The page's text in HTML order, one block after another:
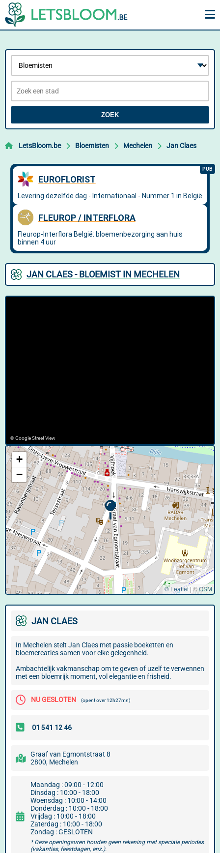
ZOEK
LetsBloom.be Bloemisten Mechelen Jan Claes
JAN CLAES - BLOEMIST IN MECHELEN
© Google Street View
+
−
© Leaflet | ©OSM
JAN CLAES
In Mechelen stelt Jan Claes met passie boeketten en
bloemcreaties samen voor elke gelegenheid.
Ambachtelijk vakmanschap om te geven of uzelf te verwennen
met een bloemrijk moment, vol elegantie en frisheid.
NU GESLOTEN (opent over 12h27mn)
Graaf van Egmontstraat 8
2800, Mechelen
Maandag : 09:00 - 12:00
Dinsdag : 10:00 - 18:00
Woensdag : 10:00 - 14:00
Donderdag : 10:00 - 18:00
Vrijdag : 10:00 - 18:00
Zaterdag : 10:00 - 18:00
Zondag : GESLOTEN
* Deze openingsuren houden geen rekening met speciale periodes
(vakanties, feestdagen, enz.).